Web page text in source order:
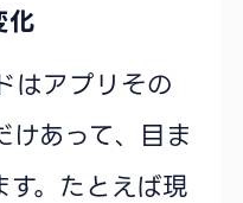
化
はアプリその
あって、目ま
す。たとえば現